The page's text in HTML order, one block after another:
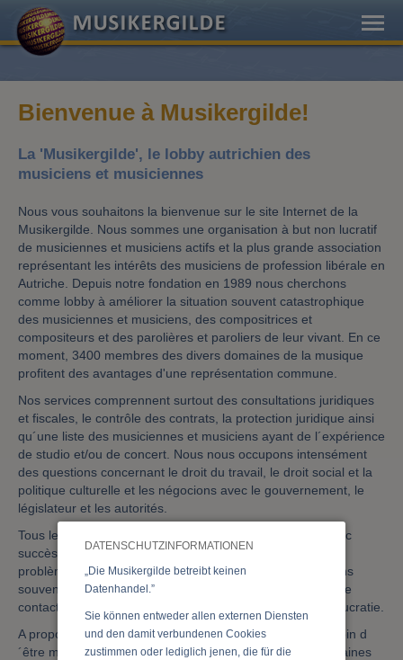
DATENSCHUTZINFORMATIONEN
„Die Musikergilde betreibt keinen
Datenhandel.”
Sie können entweder allen externen Diensten
und den damit verbundenen Cookies
zustimmen oder lediglich jenen, die für die
Bienvenue à Musikergilde!
La 'Musikergilde', le lobby autrichien des
musiciens et musiciennes
Nous vous souhaitons la bienvenue sur le site Internet de la
Musikergilde. Nous sommes une organisation à but non lucratif
de musiciennes et musiciens actifs et la plus grande association
représentant les intérêts des musiciens de profession libérale en
Autriche. Depuis notre fondation en 1989 nous cherchons
comme lobby à améliorer la situation souvent catastrophique
des musiciennes et musiciens, des compositrices et
compositeurs et des parolières et paroliers de leur vivant. En ce
moment, 3400 membres des divers domaines de la musique
profitent des avantages d'une représentation commune.
Nos services comprennent surtout des consultations juridiques
et fiscales, le contrôle des contrats, la protection juridique ainsi
qu´une liste des musiciennes et musiciens ayant de l´expérience
de studio et/ou de concert. Nous nous occupons intensément
des questions concernant le droit du travail, le droit social et la
politique culturelle et les négocions avec le gouvernement, le
législateur et les autorités.
Tous les membres actifs de la Musikergilde travaillent avec
succès dans le monde de la musique et connaissent les
problèmes de première main. Avec leur aide nous pouvons
souvent résoudre les difficultés quotidiennes par un simple
contact téléphonique ou électronique - vite et sans bureaucratie.
A propos de nos services de base : vous n´avez pas besoin d
´être membre de la corporation pour y recourir. Des domaines